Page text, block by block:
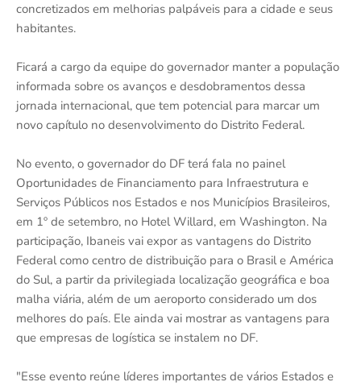
concretizados em melhorias palpáveis para a cidade e seus
habitantes.
Ficará a cargo da equipe do governador manter a população
informada sobre os avanços e desdobramentos dessa
jornada internacional, que tem potencial para marcar um
novo capítulo no desenvolvimento do Distrito Federal.
No evento, o governador do DF terá fala no painel
Oportunidades de Financiamento para Infraestrutura e
Serviços Públicos nos Estados e nos Municípios Brasileiros,
em 1º de setembro, no Hotel Willard, em Washington. Na
participação, Ibaneis vai expor as vantagens do Distrito
Federal como centro de distribuição para o Brasil e América
do Sul, a partir da privilegiada localização geográfica e boa
malha viária, além de um aeroporto considerado um dos
melhores do país. Ele ainda vai mostrar as vantagens para
que empresas de logística se instalem no DF.
"Esse evento reúne líderes importantes de vários Estados e